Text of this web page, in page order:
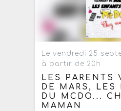
Le vendredi 25
à partir de 20h
LES PARENTS
DE MARS, LES
DU MCDO...
MAMAN